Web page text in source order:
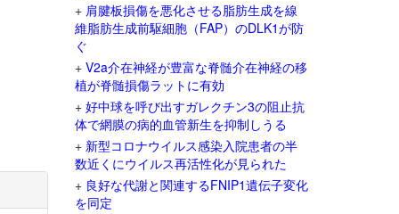
+ 肩腱板損傷を悪化させる脂肪生成を線
維脂肪生成前駆細胞（FAP）のDLK1が防
ぐ
+ V2a介在神経が豊富な脊髄介在神経の移
植が脊髄損傷ラットに有効
+ 好中球を呼び出すガレクチン3の阻止抗
体で網膜の病的血管新生を抑制しうる
+ 新型コロナウイルス感染入院患者の半
数近くにウイルス再活性化が見られた
+ 良好な代謝と関連するFNIP1遺伝子変化
を同定